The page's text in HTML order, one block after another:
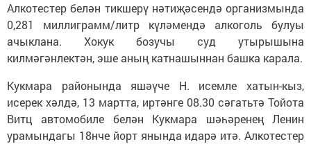
Алкотестер белән тикшерү нәтиҗәсендә организмында
0,281 миллиграмм/литр күләмендә алкоголь булуы
ачыклана. Хокук бозучы суд утырышына
килмәгәнлектән, эше аның катнашыннан башка карала.
Кукмара районында яшәүче Н. исемле хатын-кыз,
исерек хәлдә, 13 мартта, иртәнге 08.30 сәгатьтә Тойота
Витц автомобиле белән Кукмара шәһәренең Ленин
урамындагы 18нче йорт янында идарә итә. Алкотестер